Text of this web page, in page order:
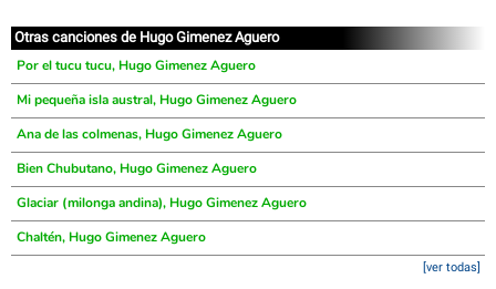
Otras canciones de Hugo Gimenez Aguero
Por el tucu tucu, Hugo Gimenez Aguero
Mi pequeña isla austral, Hugo Gimenez Aguero
Ana de las colmenas, Hugo Gimenez Aguero
Bien Chubutano, Hugo Gimenez Aguero
Glaciar (milonga andina), Hugo Gimenez Aguero
Chaltén, Hugo Gimenez Aguero
[ver todas]